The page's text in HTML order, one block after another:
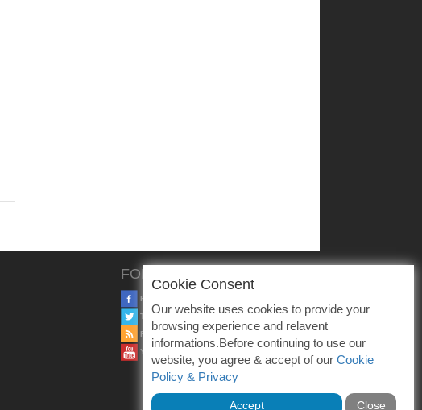
FOLLOW US
FACEBOOK
TWITTER
RSS
YOUTUBE
Cookie Consent
Our website uses cookies to provide your
browsing experience and relavent
informations.Before continuing to use our
website, you agree & accept of our Cookie
Policy & Privacy
Accept Close